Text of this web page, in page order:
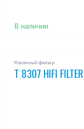
В наличии
Масляный фильтр
T 8307 HIFI FILTER